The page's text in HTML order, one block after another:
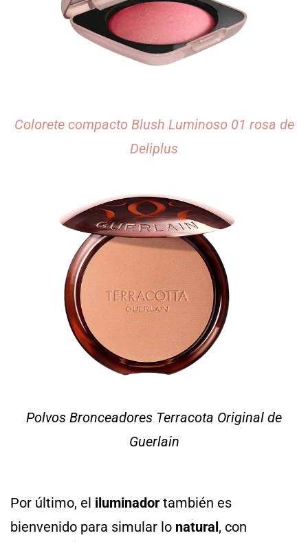
Colorete compacto Blush Luminoso 01 rosa de
Deliplus
Polvos Bronceadores Terracota Original de
Guerlain
Por último, el iluminador también es
bienvenido para simular lo natural, con